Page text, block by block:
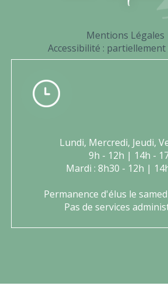
Mentions Légales
Accessibilité :
Lundi, Mercredi, Jeudi,
9h - 12h | 14h -
Mardi : 8h30 - 12h |
Permanence d'élus le
Pas de services